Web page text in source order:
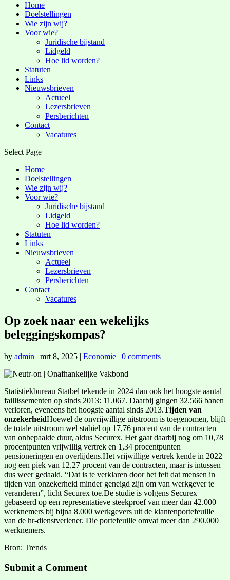
Home
Doelstellingen
Wie zijn wij?
Voor wie?
Juridische bijstand
Lidgeld
Hoe lid worden?
Statuten
Links
Nieuwsbrieven
Actueel
Lezersbrieven
Persberichten
Contact
Vacatures
Select Page
Home
Doelstellingen
Wie zijn wij?
Voor wie?
Juridische bijstand
Lidgeld
Hoe lid worden?
Statuten
Links
Nieuwsbrieven
Actueel
Lezersbrieven
Persberichten
Contact
Vacatures
Op zoek naar een wekelijks
beleggingskompas?
by admin | mrt 8, 2025 | Economie | 0 comments
Statistiekbureau Statbel tekende in 2024 dan ook het hoogste aantal
faillissementen op sinds 2013: 11.067. Daarbij gingen 32.566 banen
verloren, eveneens het hoogste aantal sinds 2013.Tijden van
onzekerheidHoewel de onvrijwillige uitstroom is toegenomen, blijft
de totale uitstroom wel stabiel op 17,76 procent van de contracten
van onbepaalde duur, aldus Securex. Het gaat daarbij nog om 10,78
procentpunten vrijwillig vertrek en 1,34 procentpunten
pensioneringen en overlijdens.Het vrijwillige vertrek kende in 2022
nog een piek van 12,27 procent van de contracten, maar is intussen
dus weer gedaald. “Dat is te verklaren door het feit dat mensen in
tijden van onzekerheid minder geneigd zijn om van werkgever te
veranderen”, licht Securex toe.De studie is volgens Securex
gebaseerd op een representatieve steekproef van meer dan 42.000
werknemers bij bijna 8.000 werkgevers uit de klantenportefeuille
van de hr-dienstverlener. Die portefeuille omvat meer dan 290.000
werknemers.
Bron: Trends
Submit a Comment